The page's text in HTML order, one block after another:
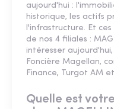
aujourd'hui :
historique, les actifs
l'infrastructure. Et
de nos 4 filiales :
intéresser
Foncière Magellan,
Finance, Turgot AM
Quelle est